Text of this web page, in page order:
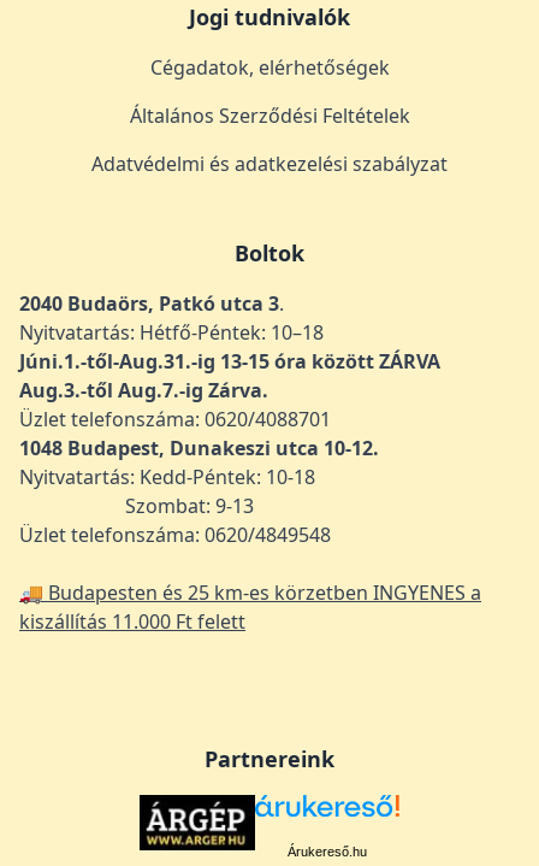
Jogi tudnivalók
Cégadatok, elérhetőségek
Általános Szerződési Feltételek
Adatvédelmi és adatkezelési szabályzat
Boltok
2040 Budaörs, Patkó utca 3.
Nyitvatartás: Hétfő-Péntek: 10–18
Júni.1.-től-Aug.31.-ig 13-15 óra között ZÁRVA
Aug.3.-től Aug.7.-ig Zárva.
Üzlet telefonszáma: 0620/4088701
1048 Budapest, Dunakeszi utca 10-12.
Nyitvatartás: Kedd-Péntek: 10-18
Szombat: 9-13
Üzlet telefonszáma: 0620/4849548
🚚 Budapesten és 25 km-es körzetben INGYENES a
kiszállítás 11.000 Ft felett
Partnereink
Árukereső.hu